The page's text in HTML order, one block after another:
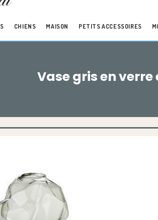
CHIENS MAISON PETITS ACCESSOIRES
Vase gris en